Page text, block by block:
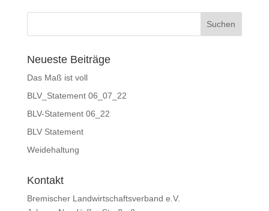
Neueste Beiträge
Das Maß ist voll
BLV_Statement 06_07_22
BLV-Statement 06_22
BLV Statement
Weidehaltung
Kontakt
Bremischer Landwirtschaftsverband e.V.